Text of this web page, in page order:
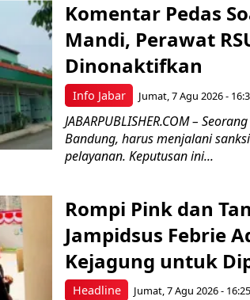
Info Jabar
Komentar Pedas
Mandi, Perawat
Dinonaktifkan
Jumat, 7 Agu 2026 -
JABARPUBLISHER.COM –
Bandung, harus menjalani
pelayanan. Keputusan ini...
Headline
Rompi Pink dan
Jampidsus Febrie
Kejagung untuk
Jumat, 7 Agu 2026 - 16:25